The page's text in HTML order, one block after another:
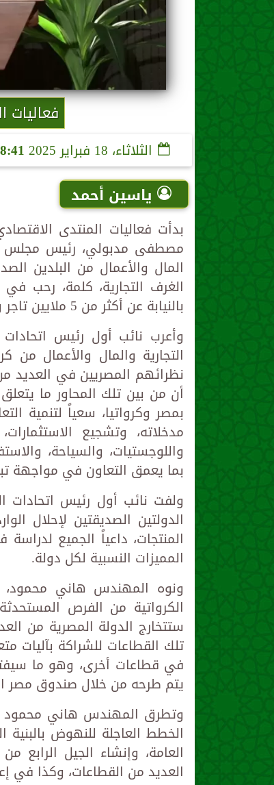
فعاليات
الثلاثاء، 18 فبراير 2025
ياسين أحمد
بدأت فعاليات المنتدى
مصطفى مدبولي، رئيس مجلس
المال والأعمال من البلدين
الغرف التجارية، كلمة، رحب
بالنيابة عن أكثر من 5 ملايين تاجر وصانع ومؤدى خدمات، منتسبي الغرف التجارية المصرية.
وأعرب نائب أول رئيس
التجارية والمال والأعمال
نظرائهم المصريين في العديد
أن من بين تلك المحاور ما
بمصر وكرواتيا، سعياً لتنمية
مدخلاته، وتشجيع
واللوجستيات، والسياحة،
بما يعمق التعاون في مواجهة
ولفت نائب أول رئيس اتحادات
الدولتين الصديقتين لإحلال
المنتجات، داعياً الجميع
المميزات النسبية لكل دولة.
ونوه المهندس هاني محمود،
الكرواتية من الفرص
ستتخارج الدولة المصرية من
تلك القطاعات للشراكة بآليات
في قطاعات أخرى، وهو ما
يتم طرحه من خلال صندوق مصر
وتطرق المهندس هاني محمود
الخطط العاجلة للنهوض
العامة، وإنشاء الجيل الرابع
العديد من القطاعات، وكذا في